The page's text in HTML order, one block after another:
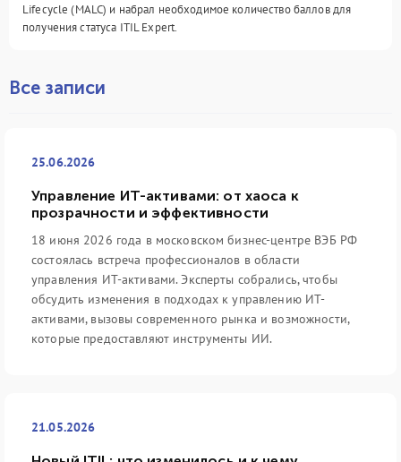
Lifecycle (MALC) и набрал необходимое количество баллов для
получения статуса ITIL Expert.
Все записи
25.06.2026
Управление ИТ-активами: от хаоса к
прозрачности и эффективности
18 июня 2026 года в московском бизнес-центре ВЭБ РФ
состоялась встреча профессионалов в области
управления ИТ-активами. Эксперты собрались, чтобы
обсудить изменения в подходах к управлению ИТ-
активами, вызовы современного рынка и возможности,
которые предоставляют инструменты ИИ.
21.05.2026